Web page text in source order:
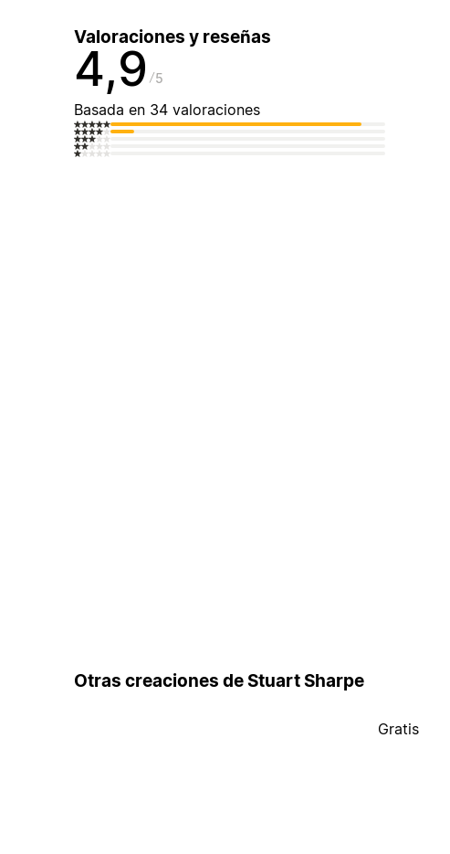
Valoraciones y reseñas
4,9 5
Basada en 34 valoraciones
Otras creaciones de Stuart Sharpe
Gratis